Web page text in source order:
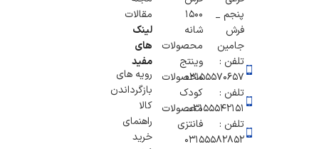
پنجم _
فرش
جامین
تلفن :
۰۳۱۵۵۵۷۰۶۵۷
تلفن :
03155542151
تلفن :
03155582852
1500
شانه
محصولات
وینتج
محصولات
کودک
محصولات
فانتزی
مقالات
لینک
های
مفید
رویه های
بازگرداندن
کالا
راهنمای
خرید